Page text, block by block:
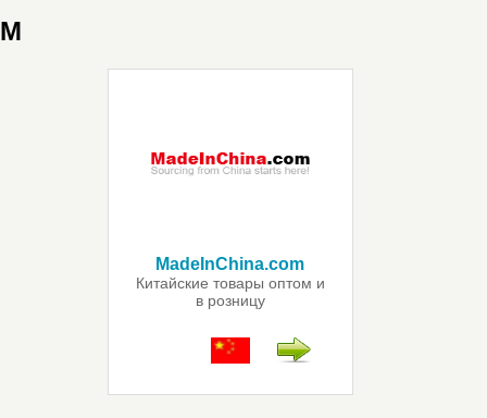
M
MadeInChina.com
Китайские товары оптом и
в розницу